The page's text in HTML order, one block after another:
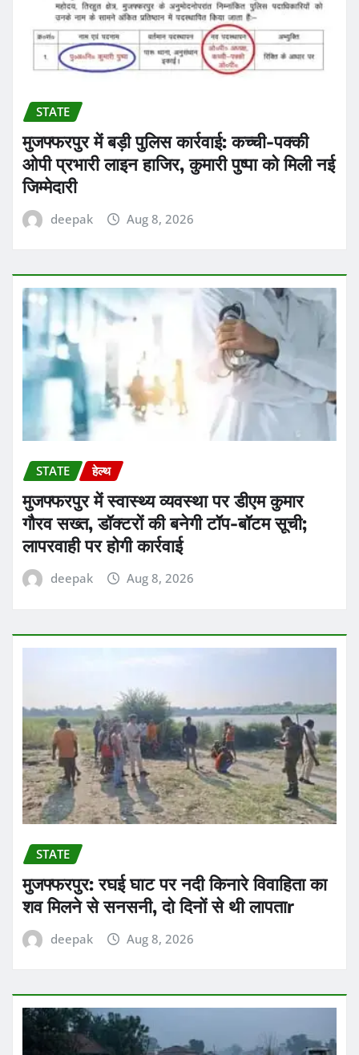
STATE
मुजफ्फरपुर में बड़ी पुलिस कार्रवाई: कच्ची-पक्की
ओपी प्रभारी लाइन हाजिर, कुमारी पुष्पा को मिली नई
जिम्मेदारी
deepak Aug 8, 2026
STATE हेल्थ
मुजफ्फरपुर में स्वास्थ्य व्यवस्था पर डीएम कुमार
गौरव सख्त, डॉक्टरों की बनेगी टॉप-बॉटम सूची;
लापरवाही पर होगी कार्रवाई
deepak Aug 8, 2026
STATE
मुजफ्फरपुर: रघई घाट पर नदी किनारे विवाहिता का
शव मिलने से सनसनी, दो दिनों से थी लापताr
deepak Aug 8, 2026